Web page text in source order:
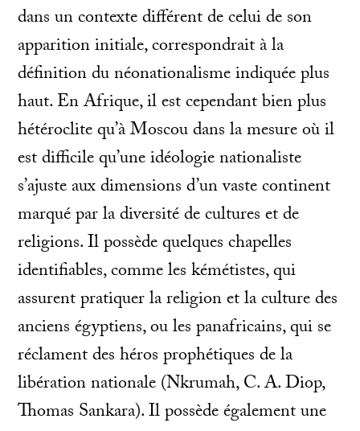
dans un contexte différent de celui de son
apparition initiale, correspondrait à la
définition du néonationalisme indiquée plus
haut. En Afrique, il est cependant bien plus
hétéroclite qu’à Moscou dans la mesure où il
est difficile qu’une idéologie nationaliste
s’ajuste aux dimensions d’un vaste continent
marqué par la diversité de cultures et de
religions. Il possède quelques chapelles
identifiables, comme les kémétistes, qui
assurent pratiquer la religion et la culture des
anciens égyptiens, ou les panafricains, qui se
réclament des héros prophétiques de la
libération nationale (Nkrumah, C. A. Diop,
Thomas Sankara). Il possède également une